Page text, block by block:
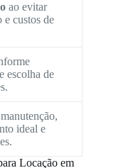
ao evitar
custos de
escolha de
ideal e
Locação em